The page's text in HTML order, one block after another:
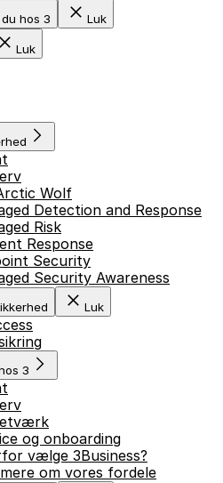
hos 3 Luk
Luk
Wolf
Detection and Response
Risk
Response
Security
Security Awareness
Luk
3
og onboarding
vælge 3Business?
om vores fordele